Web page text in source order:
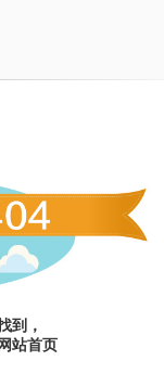
到，
站首页